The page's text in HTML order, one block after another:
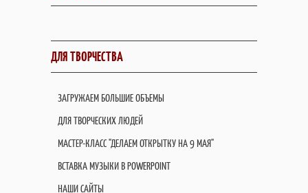
ДЛЯ ТВОРЧЕСТВА
ЗАГРУЖАЕМ БОЛЬШИЕ ОБЪЕМЫ
ДЛЯ ТВОРЧЕСКИХ ЛЮДЕЙ
МАСТЕР-КЛАСС "ДЕЛАЕМ ОТКРЫТКУ НА 9 МАЯ"
ВСТАВКА МУЗЫКИ В POWERPOINT
НАШИ САЙТЫ